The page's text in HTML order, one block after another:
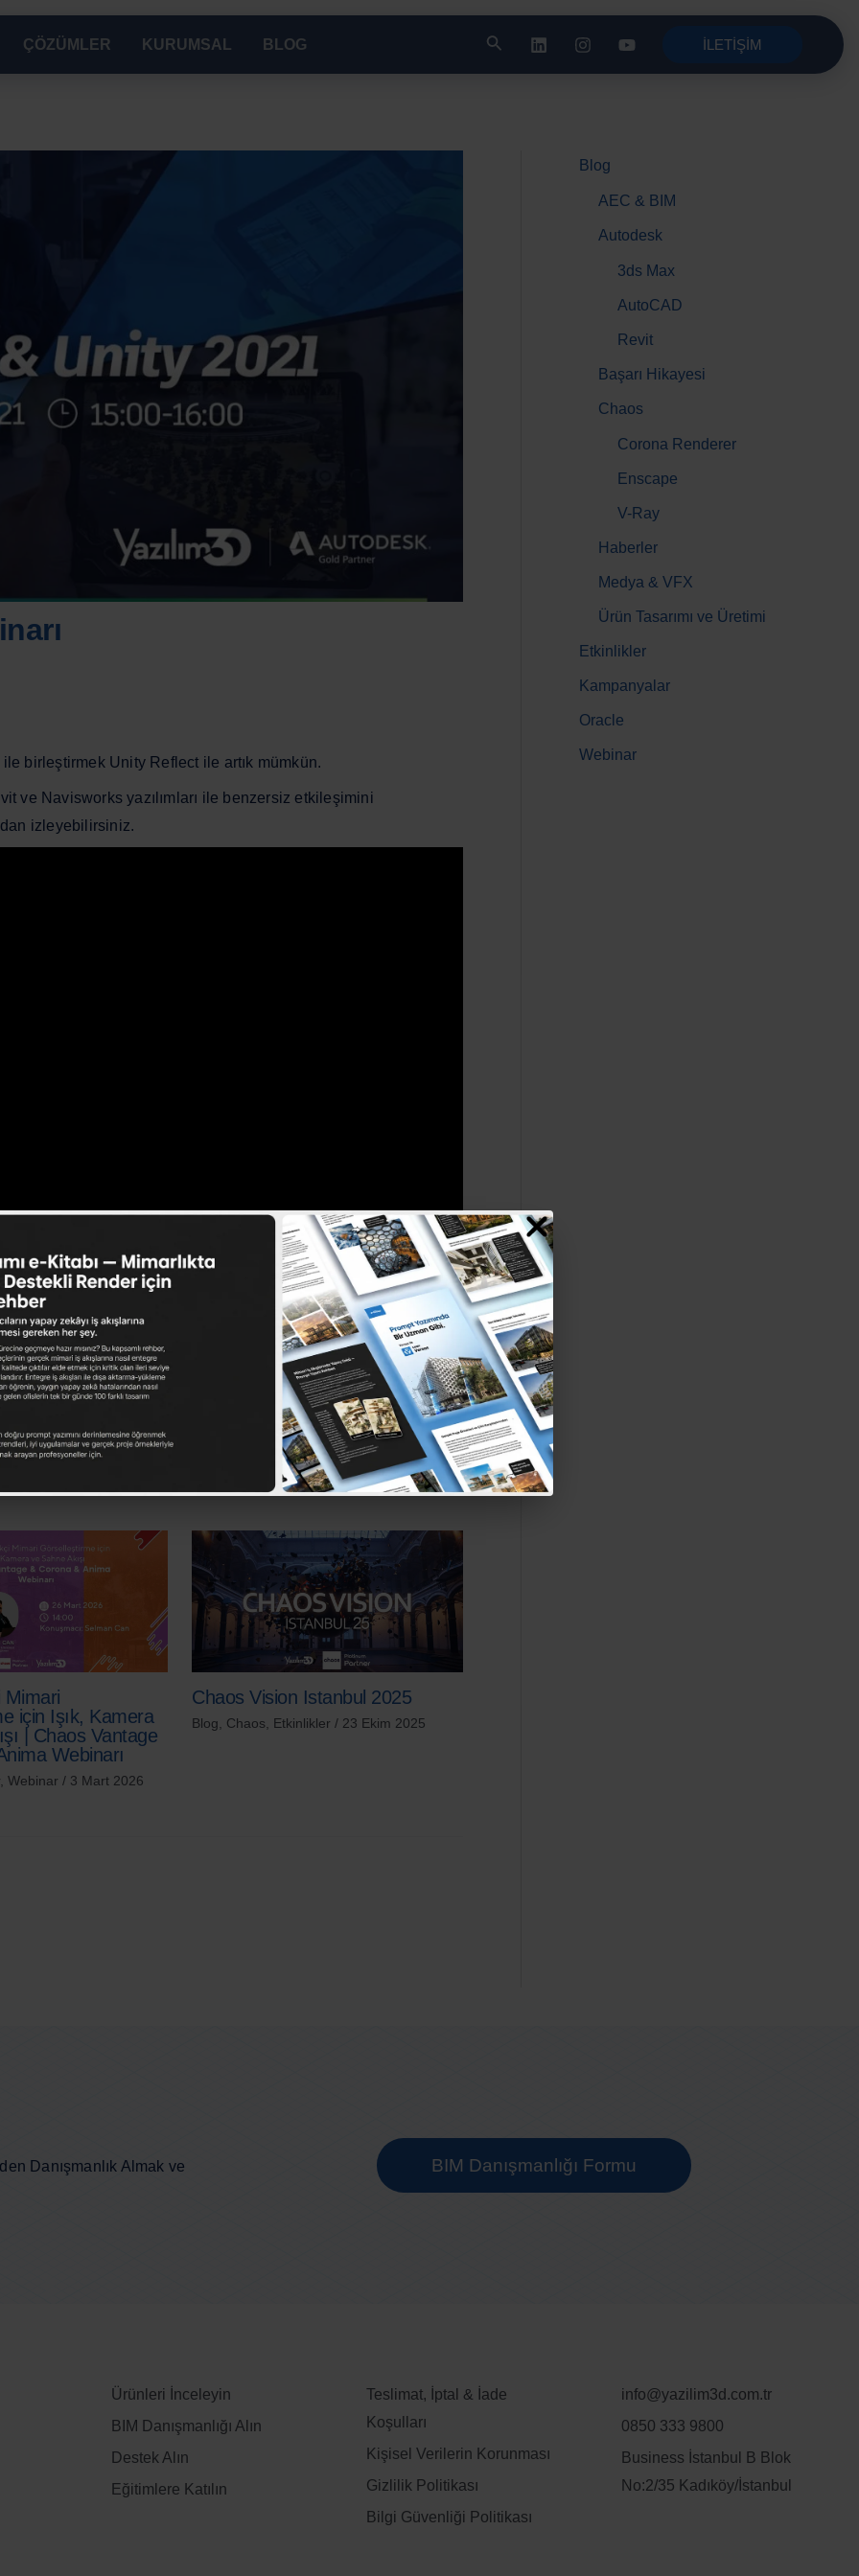
ÇÖZÜMLER KURUMSAL BLOG İLETİŞİM
birleştirmek Unity Reflect ile artık mümkün.
ve Navisworks yazılımları ile benzersiz etkileşimini
izleyebilirsiniz.
Sonraki Yazı→
Mimari
için Işık, Kamera
| Chaos Vantage
Webinarı
Webinar / 3 Mart 2026
Chaos Vision Istanbul 2025
Blog Chaos Etkinlikler / 23 Ekim 2025
Blog
AEC & BIM
Autodesk
3ds Max
AutoCAD
Revit
Başarı Hikayesi
Chaos
Corona Renderer
Enscape
V-Ray
Haberler
Medya & VFX
Ürün Tasarımı ve Üretimi
Etkinlikler
Kampanyalar
Oracle
Webinar
Danışmanlık Almak ve
BIM Danışmanlığı Formu
Ürünleri İnceleyin
BIM Danışmanlığı Alın
Destek Alın
Eğitimlere Katılın
Teslimat, İptal & İade
Koşulları
Kişisel Verilerin Korunması
Gizlilik Politikası
Bilgi Güvenliği Politikası
info@yazilim3d.com.tr
0850 333 9800
Business İstanbul B Blok
No:2/35 Kadıköy/İstanbul